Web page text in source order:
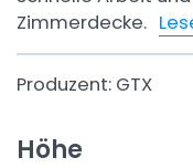
Zimmerdecke.
Produzent: GTX
Höhe